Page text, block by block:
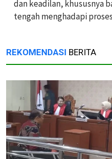
dan keadilan, khususnya
tengah menghadapi
REKOMENDASI BERITA